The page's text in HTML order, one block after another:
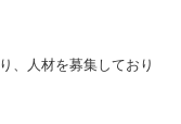
、人材を募集しており